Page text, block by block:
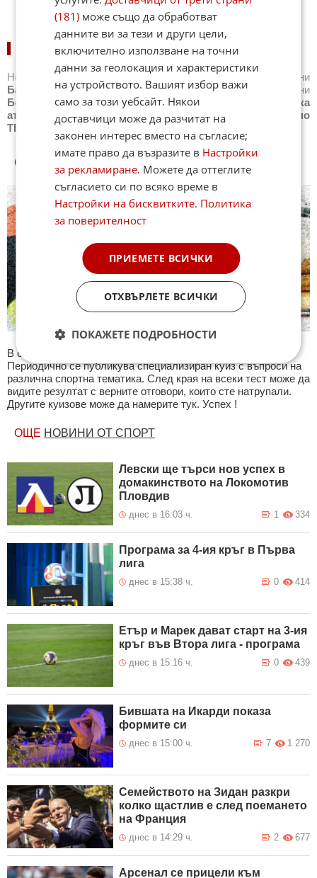
НОВИНИ ПО СПОРТОВЕ:
Новини Бг футбол Новини Световен футбол
Новини
Баскетбол ,Новини Волейбол , Новини Тенис
Новини
Бойни спортове ,Новини Други спортове
Лека
атлетика
,Новини Моторни спортове ,Новини
Спортът по
ТВ
Новини Зимни спортове
СПОРТ КУИЗОВЕ
В секция Спорт ще намерите тематична Куиз рубрика.
Периодично се публикува специализиран куиз с въпроси на
различна спортна тематика. След края на всеки тест може да
видите резултат с верните отговори, които сте натрупали.
Другите куизове може да намерите тук. Успех !
ОЩЕ НОВИНИ ОТ СПОРТ
Левски ще търси нов успех в
домакинството на Локомотив
Пловдив
днес в 16:03 ч. 334
1
Програма за 4-ия кръг в Първа
лига
днес в 15:38 ч. 414
0
Етър и Марек дават старт на 3-ия
кръг във Втора лига - програма
днес в 15:16 ч. 439
0
Бившата на Икарди показа
формите си
днес в 15:00 ч. 1 270
7
Семейството на Зидан разкри
колко щастлив е след поемането
на Франция
днес в 14:29 ч. 677
2
Арсенал се прицели към
(181) може също да обработват
данните ви за тези и други цели,
включително използване на точни
данни за геолокация и характеристики
на устройството. Вашият избор важи
само за този уебсайт. Някои
доставчици може да разчитат на
законен интерес вместо на съгласие;
имате право да възразите в Настройки
за рекламиране. Можете да оттеглите
съгласието си по всяко време в
Настройки на бисквитките. Политика
за поверителност
ПРИЕМЕТЕ ВСИЧКИ
ОТХВЪРЛЕТЕ ВСИЧКИ
ПОКАЖЕТЕ ПОДРОБНОСТИ